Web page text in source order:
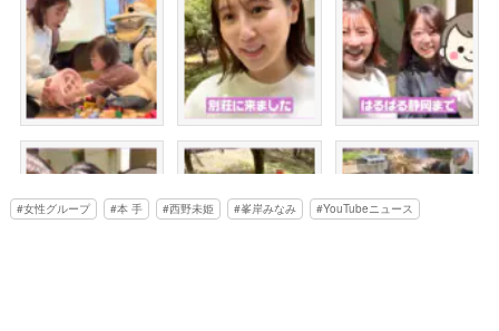
女性グループ 本 手 西野未姫 峯岸みなみ YouTubeニュース